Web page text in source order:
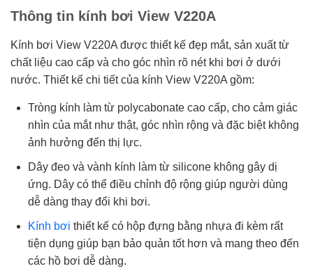
Thông tin kính bơi View V220A
Kính bơi View V220A được thiết kế đẹp mắt, sản xuất từ
chất liệu cao cấp và cho góc nhìn rõ nét khi bơi ở dưới
nước. Thiết kế chi tiết của kính View V220A gồm:
Tròng kính làm từ polycabonate cao cấp, cho cảm giác
nhìn của mắt như thật, góc nhìn rộng và đặc biệt không
ảnh hưởng đến thị lực.
Dây đeo và vành kính làm từ silicone không gây dị
ứng. Dây có thể điều chỉnh độ rộng giúp người dùng
dễ dàng thay đổi khi bơi.
Kính bơi thiết kế có hộp đựng bằng nhựa đi kèm rất
tiện dụng giúp bạn bảo quản tốt hơn và mang theo đến
các hồ bơi dễ dàng.